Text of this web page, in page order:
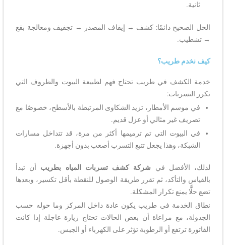
ثانية.
الحل الصحيح دائمًا: كشف → إيقاف المصدر → تجفيف ومعالجة بقع
→ تشطيب.
كيف نخدم طريب؟
خدمة الكشف في طريب تحتاج فهم لطبيعة البيوت والظروف التي
تكرر التسربات:
في موسم الأمطار، تزيد الشكاوى المرتبطة بالأسطح، خصوصًا مع
تصريف غير مثالي أو عزل قديم.
في البيوت التي تم ترميمها أكثر من مرة، قد تتداخل مسارات
الشبكة، وهذا يجعل تتبع التسرب أصعب بدون أجهزة.
لذلك، الأفضل في شركة كشف تسربات المياه بطريب أن تبدأ
بالقياس والتأكد، ثم تقرر طريقة الوصول للنقطة بأقل تكسير، وبعدها
تضع حلًّا يمنع تكرار المشكلة.
نطاق الخدمة في طريب يكون عادة داخل المركز وما حوله حسب
الجدولة، مع مراعاة أن بعض الحالات تحتاج زيارة عاجلة إذا كانت
الفاتورة ترتفع أو الرطوبة تؤثر على الكهرباء أو الجبس.